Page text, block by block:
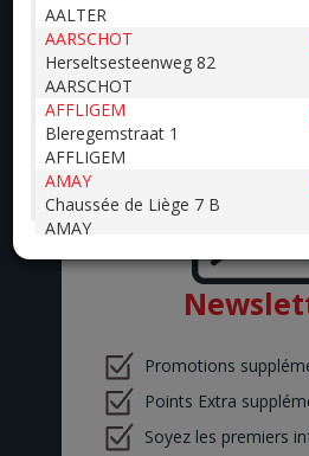
AALTER
AARSCHOT
Herseltsesteenweg 82
AARSCHOT
AFFLIGEM
Bleregemstraat 1
AFFLIGEM
AMAY
Chaussée de Liège 7 B
AMAY
Avenue de la Belle Mine 26
ANDERLECHT
ANDERLUES
Chaussée de Charleroi 127
ANDERLUES
Promotions
Points Extra
Soyez les premiers